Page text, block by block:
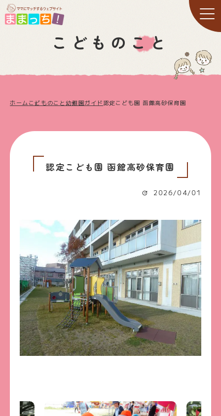
こどものこと
ホーム こどものこと幼稚園ガイド認定こども園 函館高砂保育園
認定こども園 函館高砂保育園
2026/04/01